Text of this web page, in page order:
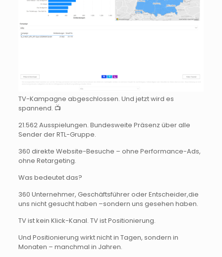
TV-Kampagne abgeschlossen. Und jetzt wird es
spannend. 📺
21.562 Ausspielungen. Bundesweite Präsenz über alle
Sender der RTL-Gruppe.
360 direkte Website-Besuche – ohne Performance-Ads,
ohne Retargeting.
Was bedeutet das?
360 Unternehmer, Geschäftsführer oder Entscheider,die
uns nicht gesucht haben –sondern uns gesehen haben.
TV ist kein Klick-Kanal. TV ist Positionierung.
Und Positionierung wirkt nicht in Tagen, sondern in
Monaten – manchmal in Jahren.